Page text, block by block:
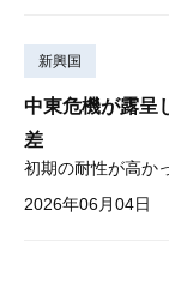
新興国
中東危機が露呈
差
初期の耐性が高か
2026年06月04日